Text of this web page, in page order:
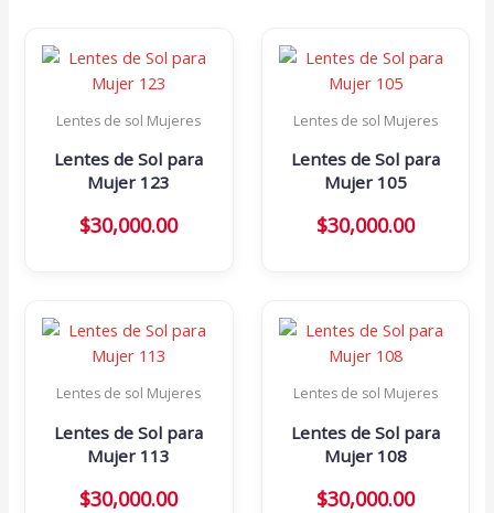
Lentes de sol Mujeres
Lentes de Sol para
Mujer 123
$30,000.00
Lentes de sol Mujeres
Lentes de Sol para
Mujer 105
$30,000.00
Lentes de sol Mujeres
Lentes de Sol para
Mujer 113
$30,000.00
Lentes de sol Mujeres
Lentes de Sol para
Mujer 108
$30,000.00